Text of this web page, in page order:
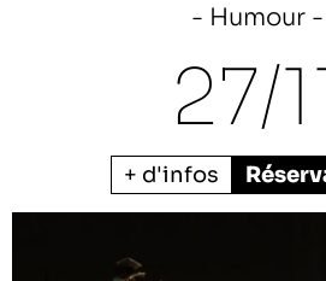
Humour
27/
+ d'infos